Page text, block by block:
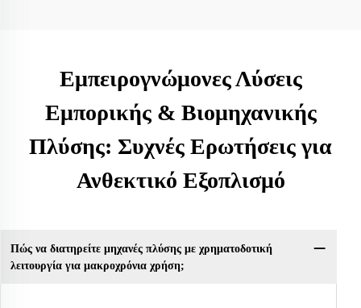
Εμπειρογνώμονες Λύσεις
Εμπορικής & Βιομηχανικής
Πλύσης: Συχνές Ερωτήσεις για
Ανθεκτικό Εξοπλισμό
Πώς να διατηρείτε μηχανές πλύσης με χρηματοδοτική
λειτουργία για μακροχρόνια χρήση;